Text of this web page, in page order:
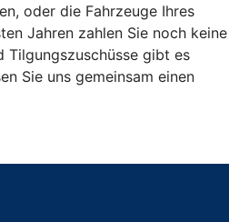
oder die Fahrzeuge Ihres
Jahren zahlen Sie noch keine
Tilgungszuschüsse gibt es
Sie uns gemeinsam einen